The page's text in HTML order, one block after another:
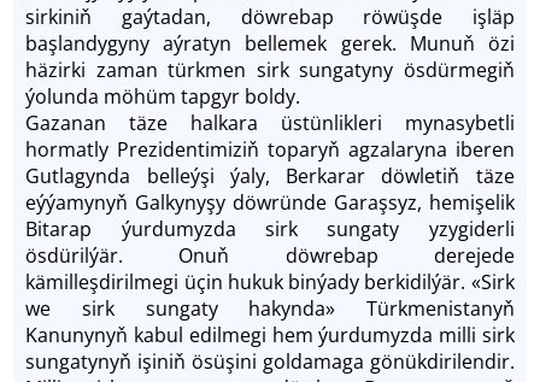
sirkiniň gaýtadan, döwrebap röwüşde işläp
başlandygyny aýratyn bellemek gerek. Munuň özi
häzirki zaman türkmen sirk sungatyny ösdürmegiň
ýolunda möhüm tapgyr boldy.
Gazanan täze halkara üstünlikleri mynasybetli
hormatly Prezidentimiziň toparyň agzalaryna iberen
Gutlagynda belleýşi ýaly, Berkarar döwletiň täze
eýýamynyň Galkynyşy döwründe Garaşsyz, hemişelik
Bitarap ýurdumyzda sirk sungaty yzygiderli
ösdürilýär. Onuň döwrebap derejede
kämilleşdirilmegi üçin hukuk binýady berkidilýär. «Sirk
we sirk sungaty hakynda» Türkmenistanyň
Kanunynyň kabul edilmegi hem ýurdumyzda milli sirk
sungatynyň işiniň ösüşini goldamaga gönükdirilendir.